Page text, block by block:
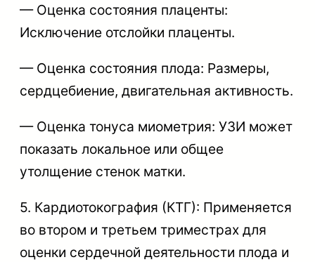
— Оценка состояния плаценты:
Исключение отслойки плаценты.
— Оценка состояния плода: Размеры,
сердцебиение, двигательная активность.
— Оценка тонуса миометрия: УЗИ может
показать локальное или общее
утолщение стенок матки.
5. Кардиотокография (КТГ): Применяется
во втором и третьем триместрах для
оценки сердечной деятельности плода и